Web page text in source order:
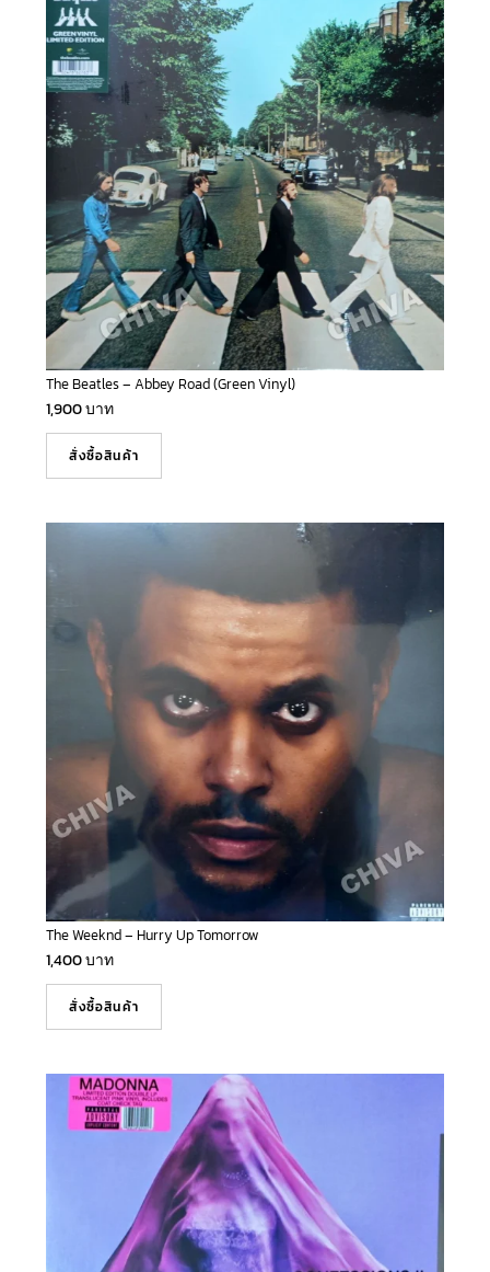
The Beatles – Abbey Road (Green Vinyl)
1,900บาท
สั่งซื้อสินค้า
The Weeknd – Hurry Up Tomorrow
1,400บาท
สั่งซื้อสินค้า